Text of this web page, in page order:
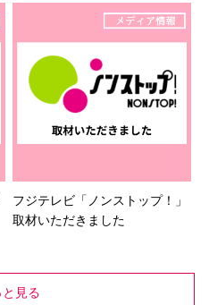
フジテレビ「ノンストップ！」
取材いただきました
と見る